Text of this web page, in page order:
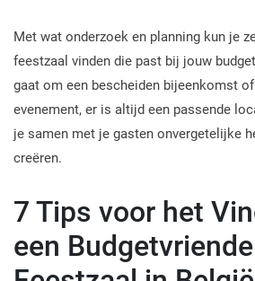
Met wat onderzoek en planning kun je
feestzaal vinden die past bij jouw
gaat om een bescheiden bijeenkomst
evenement, er is altijd een passende
je samen met je gasten onvergetelijke
creëren.
7 Tips voor het
een